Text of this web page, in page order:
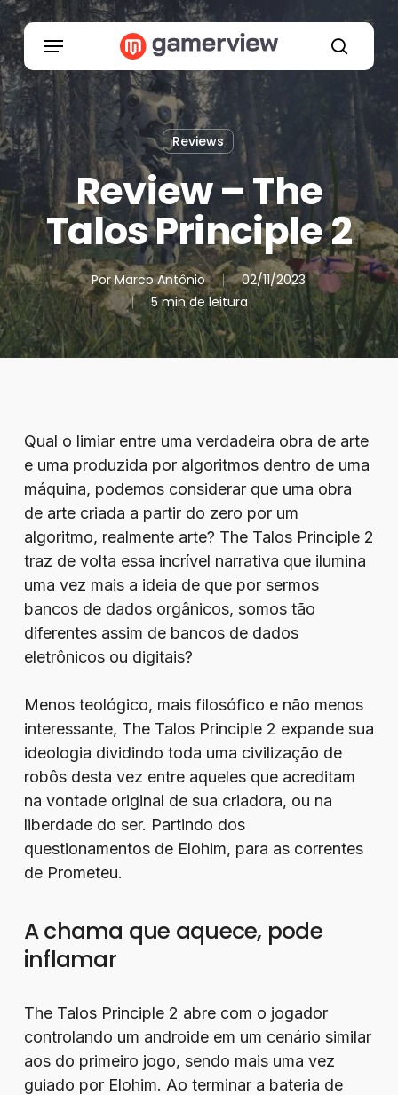
Skip
to
main
content
search
Menu
Reviews
Review – The
Talos Principle 2
Por Marco Antônio
02/11/2023
5 min de leitura
Qual o limiar entre uma verdadeira obra de arte
e uma produzida por algoritmos dentro de uma
máquina, podemos considerar que uma obra
de arte criada a partir do zero por um
algoritmo, realmente arte? The Talos Principle 2
traz de volta essa incrível narrativa que ilumina
uma vez mais a ideia de que por sermos
bancos de dados orgânicos, somos tão
diferentes assim de bancos de dados
eletrônicos ou digitais?
Menos teológico, mais filosófico e não menos
interessante, The Talos Principle 2 expande sua
ideologia dividindo toda uma civilização de
robôs desta vez entre aqueles que acreditam
na vontade original de sua criadora, ou na
liberdade do ser. Partindo dos
questionamentos de Elohim, para as correntes
de Prometeu.
A chama que aquece, pode
inflamar
The Talos Principle 2 abre com o jogador
controlando um androide em um cenário similar
aos do primeiro jogo, sendo mais uma vez
guiado por Elohim. Ao terminar a bateria de